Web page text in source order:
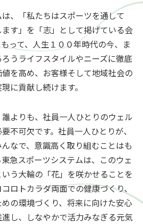
、「私たちはスポーツを通して
す」を「志」として掲げている会
って、人生１００年時代の今、ま
うライフスタイルやニーズに徹底
を高め、お客様そして地域社会の
に貢献し続けます。
よりも、社員一人ひとりのウェル
不可欠です。社員一人ひとりが、
なで、意識高く取り組むことはも
急スポーツシステムは、このウェ
う大輪の「花」を咲かせることを
ロトカラダ両面での健康づくり、
の環境づくり、将来に向けた安心
し、しなやかで活力みなぎる元気